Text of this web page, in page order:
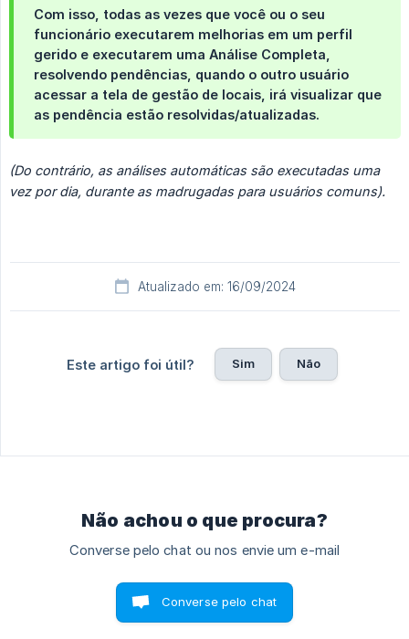
Com isso, todas as vezes que você ou o seu
funcionário executarem melhorias em um perfil
gerido e executarem uma Análise Completa,
resolvendo pendências, quando o outro usuário
acessar a tela de gestão de locais, irá visualizar que
as pendência estão resolvidas/atualizadas.
(Do contrário, as análises automáticas são executadas uma
vez por dia, durante as madrugadas para usuários comuns).
Atualizado em: 16/09/2024
Este artigo foi útil? Sim Não
Não achou o que procura?
Converse pelo chat ou nos envie um e-mail
Converse pelo chat